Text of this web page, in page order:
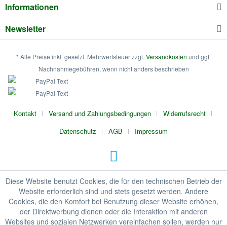
Informationen
Newsletter
* Alle Preise inkl. gesetzl. Mehrwertsteuer zzgl. Versandkosten und ggf.
Nachnahmegebühren, wenn nicht anders beschrieben
Kontakt Versand und Zahlungsbedingungen
Widerrufsrecht
Datenschutz
AGB Impressum
Diese Website benutzt Cookies, die für den technischen Betrieb der
Website erforderlich sind und stets gesetzt werden. Andere
Cookies, die den Komfort bei Benutzung dieser Website erhöhen,
der Direktwerbung dienen oder die Interaktion mit anderen
Websites und sozialen Netzwerken vereinfachen sollen, werden nur